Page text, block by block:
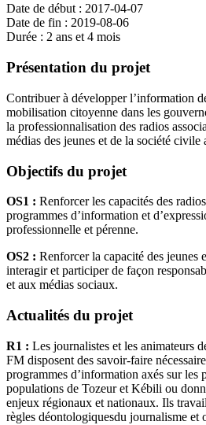
Date de début : 2017-04-07
Date de fin : 2019-08-06
Durée : 2 ans et 4 mois
Présentation du projet
Contribuer à développer l’information
mobilisation citoyenne dans les
la professionnalisation des radios
médias des jeunes et de la société civile
Objectifs du projet
OS1 : Renforcer les capacités des
programmes d’information et
professionnelle et pérenne.
OS2 : Renforcer la capacité des jeunes
interagir et participer de façon
et aux médias sociaux.
Actualités du projet
R1 : Les journalistes et les animateurs
FM disposent des savoir-faire
programmes d’information axés sur les
populations de Tozeur et Kébili ou
enjeux régionaux et nationaux. Ils
règles déontologiquesdu journalisme et